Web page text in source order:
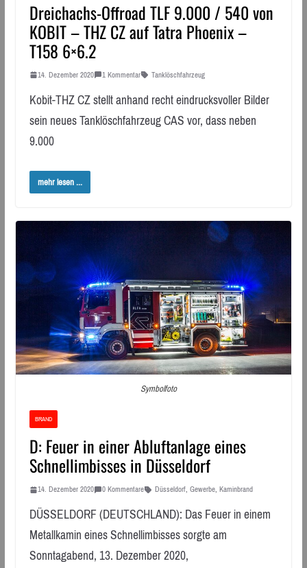
Dreichachs-Offroad TLF 9.000 / 540 von
KOBIT – THZ CZ auf Tatra Phoenix –
T158 6×6.2
14. Dezember 2020 1 Kommentar Tanklöschfahrzeug
Kobit-THZ CZ stellt anhand recht eindrucksvoller Bilder
sein neues Tanklöschfahrzeug CAS vor, dass neben
9.000
mehr lesen ...
Symbolfoto
BRAND
D: Feuer in einer Abluftanlage eines
Schnellimbisses in Düsseldorf
14. Dezember 2020 0 Kommentare Düsseldorf, Gewerbe, Kaminbrand
DÜSSELDORF (DEUTSCHLAND): Das Feuer in einem
Metallkamin eines Schnellimbisses sorgte am
Sonntagabend, 13. Dezember 2020,